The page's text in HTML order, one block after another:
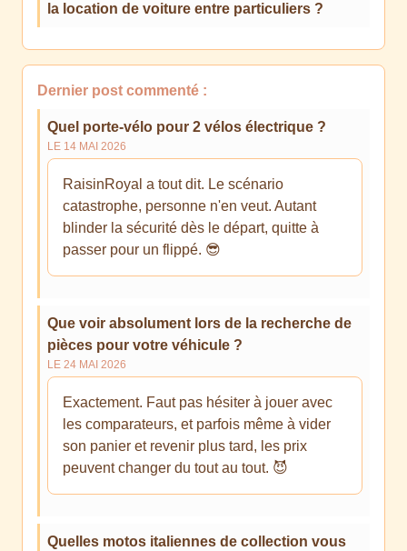
la location de voiture entre particuliers ?
Dernier post commenté :
Quel porte-vélo pour 2 vélos électrique ?
LE 14 MAI 2026
RaisinRoyal a tout dit. Le scénario
catastrophe, personne n'en veut. Autant
blinder la sécurité dès le départ, quitte à
passer pour un flippé. 😎
Que voir absolument lors de la recherche de
pièces pour votre véhicule ?
LE 24 MAI 2026
Exactement. Faut pas hésiter à jouer avec
les comparateurs, et parfois même à vider
son panier et revenir plus tard, les prix
peuvent changer du tout au tout. 😈
Quelles motos italiennes de collection vous